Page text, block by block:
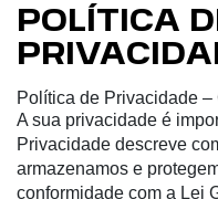
POLÍTICA
Política de Privacidade –
A sua privacidade é
Privacidade descreve
armazenamos e
conformidade com a Lei